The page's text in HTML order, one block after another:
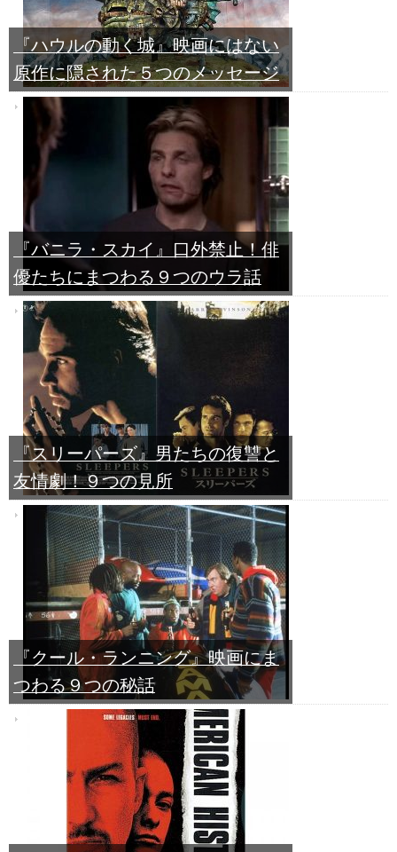
『ハウルの動く城』映画にはない
原作に隠された５つのメッセージ
『バニラ・スカイ』口外禁止！俳
優たちにまつわる９つのウラ話
『スリーパーズ』男たちの復讐と
友情劇！９つの見所
『クール・ランニング』映画にま
つわる９つの秘話